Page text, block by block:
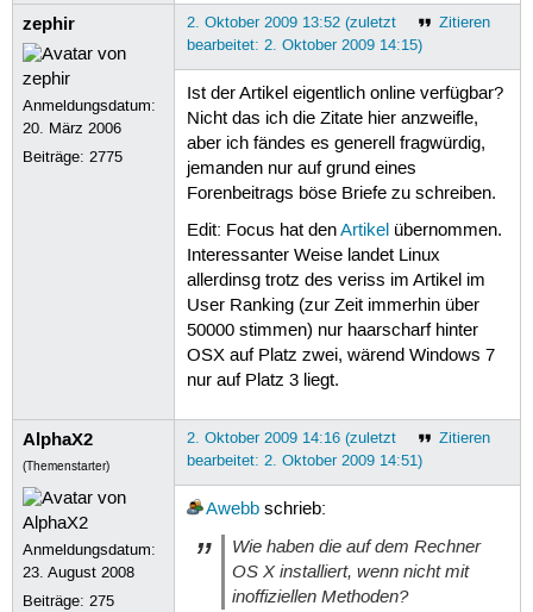
zephir
Anmeldungsdatum:
20. März 2006
Beiträge:2775
Zitieren
2. Oktober 2009 13:52 (zuletzt
bearbeitet: 2. Oktober 2009 14:15)
Ist der Artikel eigentlich online verfügbar?
Nicht das ich die Zitate hier anzweifle,
aber ich fändes es generell fragwürdig,
jemanden nur auf grund eines
Forenbeitrags böse Briefe zu schreiben.
Edit: Focus hat denArtikelübernommen.
Interessanter Weise landet Linux
allerdinsg trotz des veriss im Artikel im
User Ranking (zur Zeit immerhin über
50000 stimmen) nur haarscharf hinter
OSX auf Platz zwei, wärend Windows 7
nur auf Platz 3 liegt.
AlphaX2
(Themenstarter)
Anmeldungsdatum:
23. August 2008
Beiträge:275
Zitieren
2. Oktober 2009 14:16 (zuletzt
bearbeitet: 2. Oktober 2009 14:51)
Awebbschrieb:
Wie haben die auf dem Rechner
OS X installiert, wenn nicht mit
inoffiziellen Methoden?